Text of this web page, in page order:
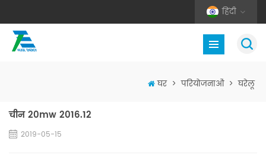
हिंदी
घर > परियोजनाओं > घरेलू
चीन 20mw 2016.12
2019-05-15